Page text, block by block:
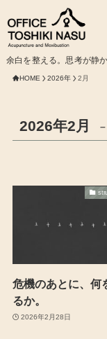
余白を整える。思考が静
HOME 2026年 2月
2026年2月
危機のあとに、何
るか。
2026年2月28日